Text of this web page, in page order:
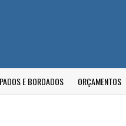
E BORDADOS ORÇAMENTOS